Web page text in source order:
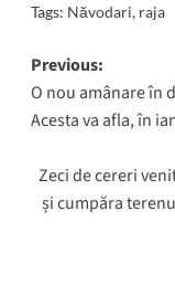
Tags: Năvodari, raja
Post
Previous:
O nou amânare în
Acesta va afla, în
Zeci de cereri
și cumpăra